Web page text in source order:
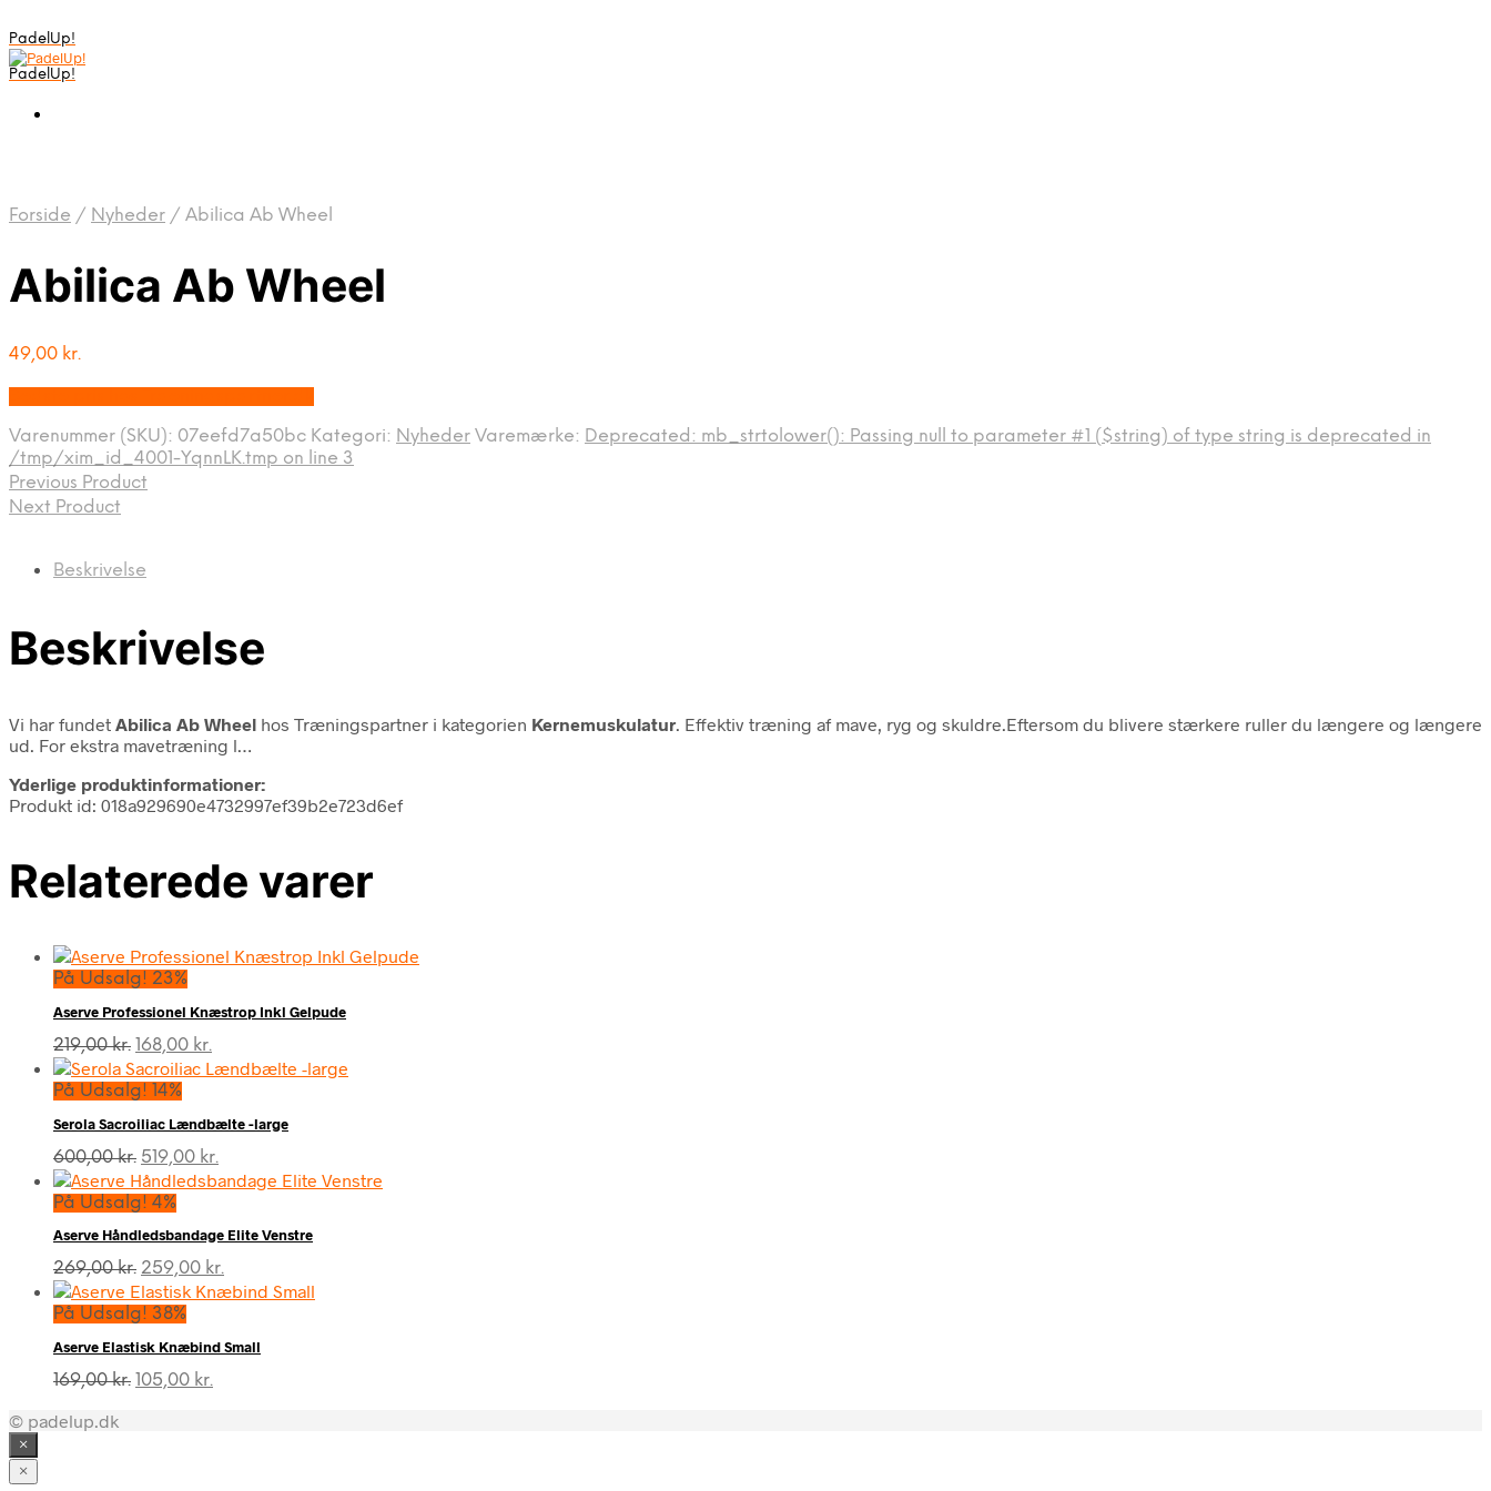
PadelUp!
PadelUp!
Forside / Nyheder / Abilica Ab Wheel
Abilica Ab Wheel
49,00 kr.
Varenummer (SKU): 07eefd7a50bc Kategori: Nyheder Varemærke: Deprecated: mb_strtolower(): Passing null to parameter #1 ($string) of type string is deprecated in
/tmp/xim_id_4001-YqnnLK.tmp on line 3
Previous Product
Next Product
Beskrivelse
Beskrivelse
Vi har fundet Abilica Ab Wheel hos Træningspartner i kategorien Kernemuskulatur . Effektiv træning af mave, ryg og skuldre.Eftersom du blivere stærkere ruller du længere og længere
ud. For ekstra mavetræning l…
Yderlige produktinformationer:
Produkt id: 018a929690e4732997ef39b2e723d6ef
Relaterede varer
På Udsalg! 23%
Aserve Professionel Knæstrop Inkl Gelpude
219,00kr. Den
oprindelige
pris
219,00 kr..
168,00 kr.
aktuelle
168,00 kr..
På Udsalg! 14%
Serola Sacroiliac Lændbælte -large
600,00kr. Den
oprindelige
pris
600,00 kr..
519,00 kr.
aktuelle
519,00 kr..
På Udsalg! 4%
Aserve Håndledsbandage Elite Venstre
269,00kr. Den
oprindelige
pris
269,00 kr..
259,00 kr.
aktuelle
259,00 kr..
På Udsalg! 38%
Aserve Elastisk Knæbind Small
169,00kr. Den
105,00 kr.
© padelup.dk
×
×